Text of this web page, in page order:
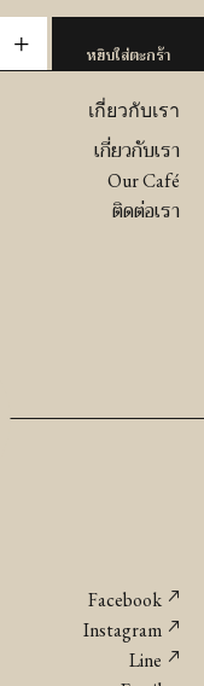
หยิบใส่ตะกร้า
เกี่ยวกับเรา
เกี่ยวกับเรา
Our Café
ติดต่อเรา
Facebook
Instagram
Line